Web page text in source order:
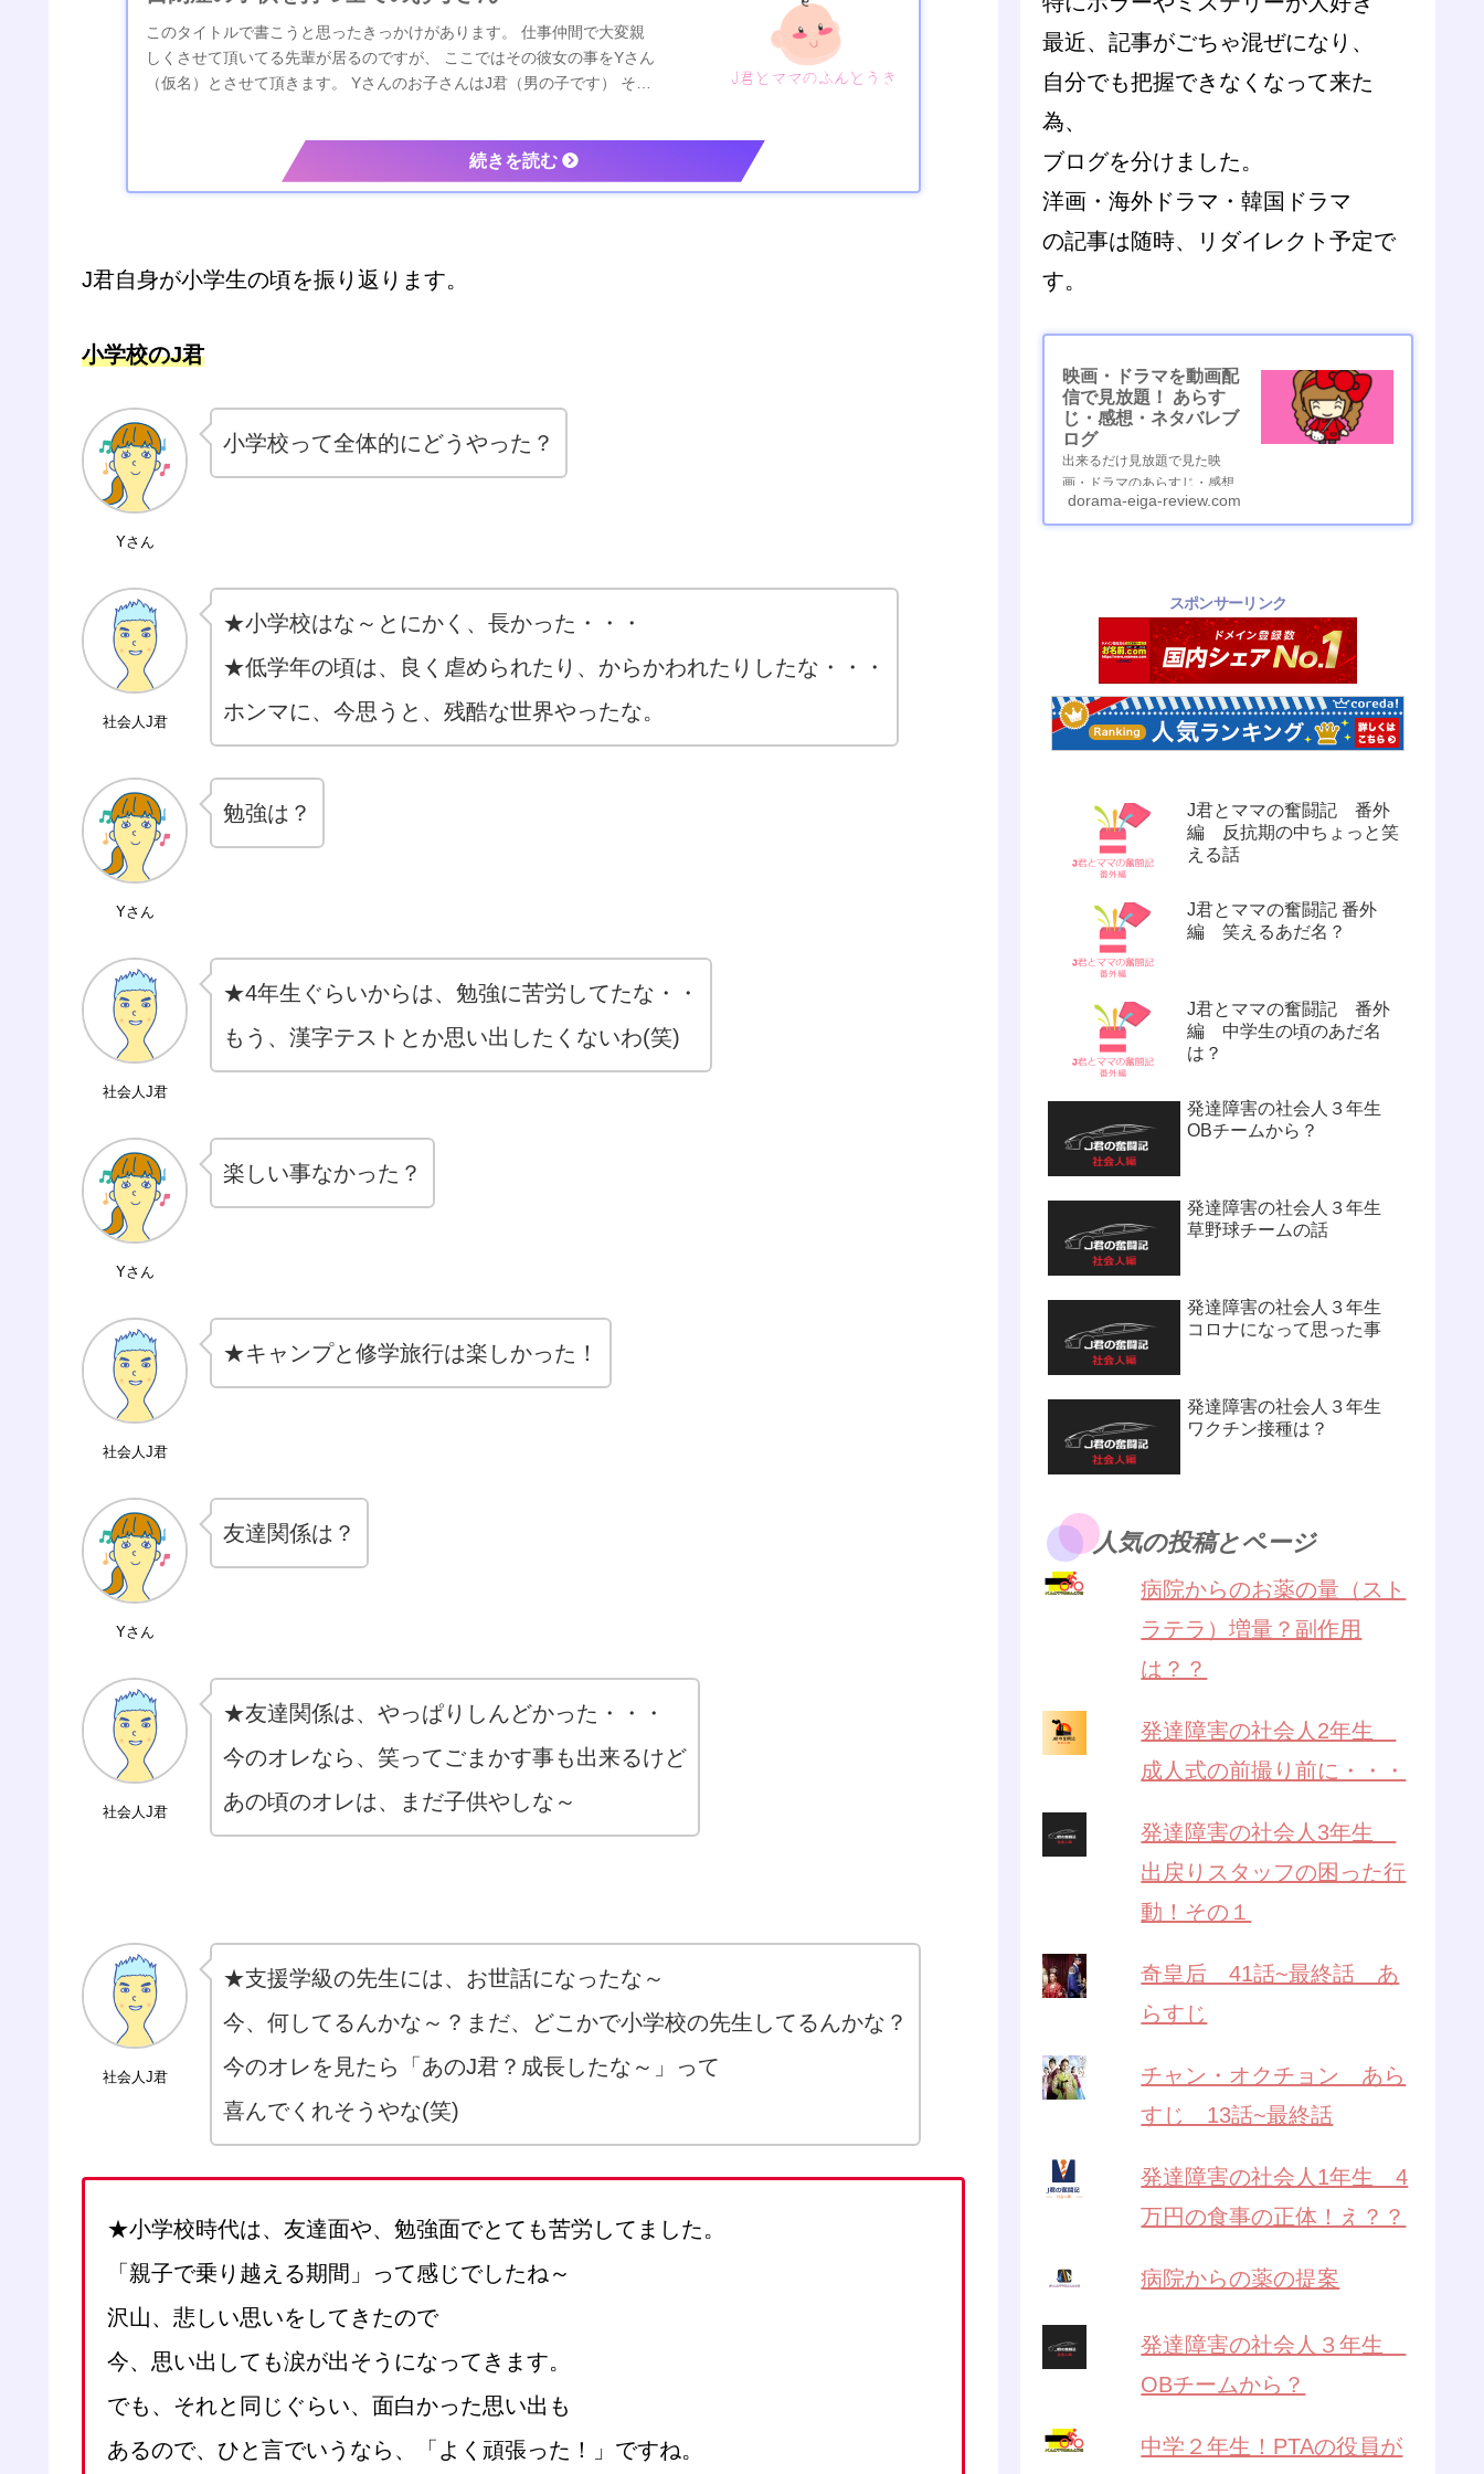
このタイトルで書こうと思ったきっかけがあります。 仕事仲間で大変親
しくさせて頂いてる先輩が居るのですが、 ここではその彼女の事をYさん
（仮名）とさせて頂きます。 Yさんのお子さんはJ君（男の子です） その
J君自身が小学生の頃を振り返ります。
小学校のJ君
Yさん
小学校って全体的にどうやった？
社会人J君
★小学校はな～とにかく、長かった・・・
★低学年の頃は、良く虐められたり、からかわれたりしたな・・・
ホンマに、今思うと、残酷な世界やったな。
Yさん
勉強は？
社会人J君
★4年生ぐらいからは、勉強に苦労してたな・・
もう、漢字テストとか思い出したくないわ(笑)
Yさん
楽しい事なかった？
社会人J君
★キャンプと修学旅行は楽しかった！
Yさん
友達関係は？
社会人J君
★友達関係は、やっぱりしんどかった・・・
今のオレなら、笑ってごまかす事も出来るけど
あの頃のオレは、まだ子供やしな～
社会人J君
★支援学級の先生には、お世話になったな～
今、何してるんかな～？まだ、どこかで小学校の先生してるんかな？
今のオレを見たら「あのJ君？成長したな～」って
喜んでくれそうやな(笑)
★小学校時代は、友達面や、勉強面でとても苦労してました。
「親子で乗り越える期間」って感じでしたね～
沢山、悲しい思いをしてきたので
今、思い出しても涙が出そうになってきます。
でも、それと同じぐらい、面白かった思い出も
あるので、ひと言でいうなら、「よく頑張った！」ですね。
最近、記事がごちゃ混ぜになり、
自分でも把握できなくなって来た
為、
ブログを分けました。
洋画・海外ドラマ・韓国ドラマ
の記事は随時、リダイレクト予定で
す。
映画・ドラマを動画配
信で見放題！ あらす
じ・感想・ネタバレブ
ログ
出来るだけ見放題で見た映
画・ドラマのあらすじ・感想
dorama-eiga-review.com
スポンサーリンク
J君とママの奮闘記 番外
編 反抗期の中ちょっと笑
える話
J君とママの奮闘記 番外
編 笑えるあだ名？
J君とママの奮闘記 番外
編 中学生の頃のあだ名
は？
発達障害の社会人３年生
OBチームから？
発達障害の社会人３年生
草野球チームの話
発達障害の社会人３年生
コロナになって思った事
発達障害の社会人３年生
ワクチン接種は？
人気の投稿とページ
病院からのお薬の量（スト
ラテラ）増量？副作用
は？？
発達障害の社会人2年生
成人式の前撮り前に・・・
発達障害の社会人3年生
出戻りスタッフの困った行
動！その１
奇皇后 41話~最終話 あ
らすじ
チャン・オクチョン あら
すじ 13話~最終話
発達障害の社会人1年生 4
万円の食事の正体！え？？
病院からの薬の提案
発達障害の社会人３年生
OBチームから？
中学２年生！PTAの役員が